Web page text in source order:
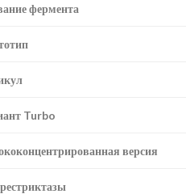
фермента
Turbo
версия